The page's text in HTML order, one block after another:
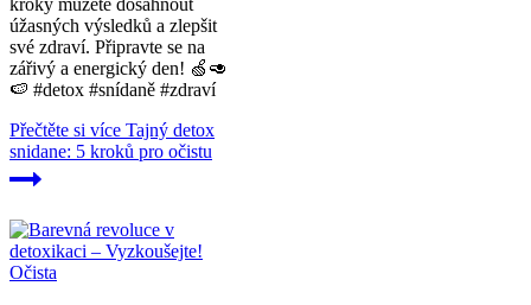
kroky můžete dosáhnout
úžasných výsledků a zlepšit
své zdraví. Připravte se na
zářivý a energický den! 🍏🥑
🍉 #detox #snídaně #zdraví
Přečtěte si více Tajný detox
snidane: 5 kroků pro očistu
Očista